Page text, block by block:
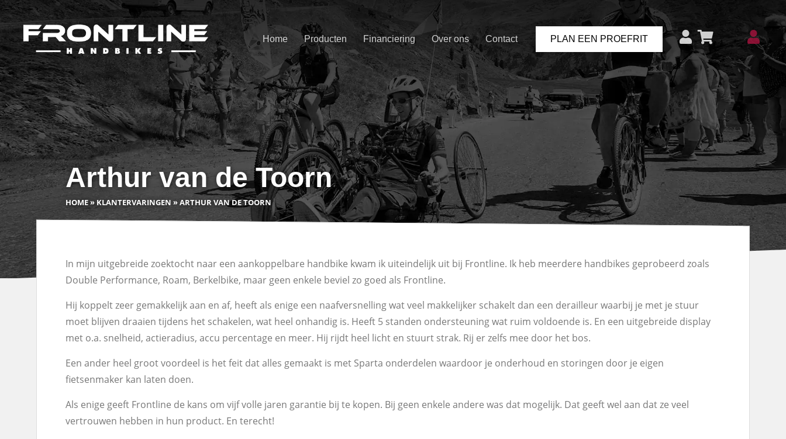
Home Producten Financiering Over ons Contact PLAN EEN PROEFRIT
Arthur van de Toorn
HOME» KLANTERVARINGEN »ARTHUR VAN DE TOORN
In mijn uitgebreide zoektocht naar een aankoppelbare handbike kwam ik uiteindelijk uit bij Frontline. Ik heb meerdere handbikes geprobeerd zoals
Double Performance, Roam, Berkelbike, maar geen enkele beviel zo goed als Frontline.
Hij koppelt zeer gemakkelijk aan en af, heeft als enige een naafversnelling wat veel makkelijker schakelt dan een derailleur waarbij je met je stuur
moet blijven draaien tijdens het schakelen, wat heel onhandig is. Heeft 5 standen ondersteuning wat ruim voldoende is. En een uitgebreide display
met o.a. snelheid, actieradius, accu percentage en meer. Hij rijdt heel licht en stuurt strak. Rij er zelfs mee door het bos.
Een ander heel groot voordeel is het feit dat alles gemaakt is met Sparta onderdelen waardoor je onderhoud en storingen door je eigen
fietsenmaker kan laten doen.
Als enige geeft Frontline de kans om vijf volle jaren garantie bij te kopen. Bij geen enkele andere was dat mogelijk. Dat geeft wel aan dat ze veel
vertrouwen hebben in hun product. En terecht!